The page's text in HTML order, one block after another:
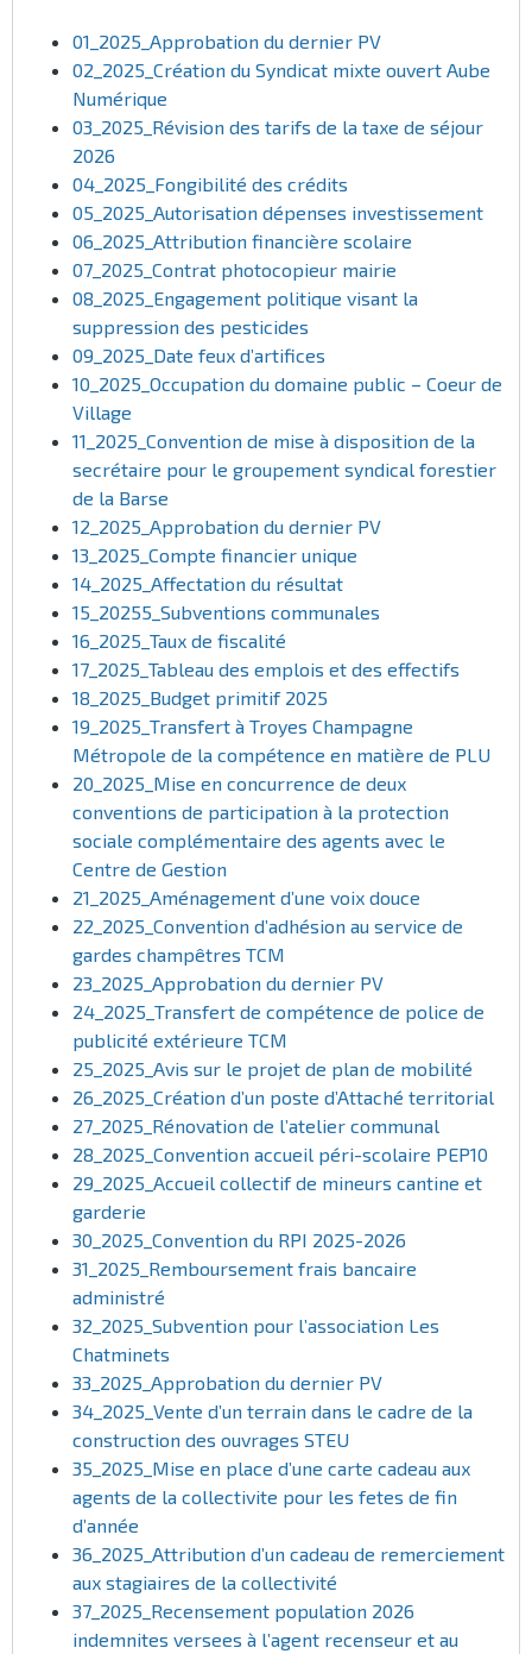
01_2025_Approbation du dernier PV
02_2025_Création du Syndicat mixte ouvert Aube
Numérique
03_2025_Révision des tarifs de la taxe de séjour
2026
04_2025_Fongibilité des crédits
05_2025_Autorisation dépenses investissement
06_2025_Attribution financière scolaire
07_2025_Contrat photocopieur mairie
08_2025_Engagement politique visant la
suppression des pesticides
09_2025_Date feux d’artifices
10_2025_Occupation du domaine public – Coeur de
Village
11_2025_Convention de mise à disposition de la
secrétaire pour le groupement syndical forestier
de la Barse
12_2025_Approbation du dernier PV
13_2025_Compte financier unique
14_2025_Affectation du résultat
15_20255_Subventions communales
16_2025_Taux de fiscalité
17_2025_Tableau des emplois et des effectifs
18_2025_Budget primitif 2025
19_2025_Transfert à Troyes Champagne
Métropole de la compétence en matière de PLU
20_2025_Mise en concurrence de deux
conventions de participation à la protection
sociale complémentaire des agents avec le
Centre de Gestion
21_2025_Aménagement d’une voix douce
22_2025_Convention d’adhésion au service de
gardes champêtres TCM
23_2025_Approbation du dernier PV
24_2025_Transfert de compétence de police de
publicité extérieure TCM
25_2025_Avis sur le projet de plan de mobilité
26_2025_Création d’un poste d’Attaché territorial
27_2025_Rénovation de l’atelier communal
28_2025_Convention accueil péri-scolaire PEP10
29_2025_Accueil collectif de mineurs cantine et
garderie
30_2025_Convention du RPI 2025-2026
31_2025_Remboursement frais bancaire
administré
32_2025_Subvention pour l’association Les
Chatminets
33_2025_Approbation du dernier PV
34_2025_Vente d’un terrain dans le cadre de la
construction des ouvrages STEU
35_2025_Mise en place d’une carte cadeau aux
agents de la collectivite pour les fetes de fin
d’année
36_2025_Attribution d’un cadeau de remerciement
aux stagiaires de la collectivité
37_2025_Recensement population 2026
indemnites versees à l’agent recenseur et au